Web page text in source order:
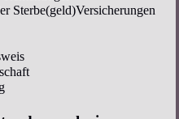
Sterbe(geld)Versicherungen